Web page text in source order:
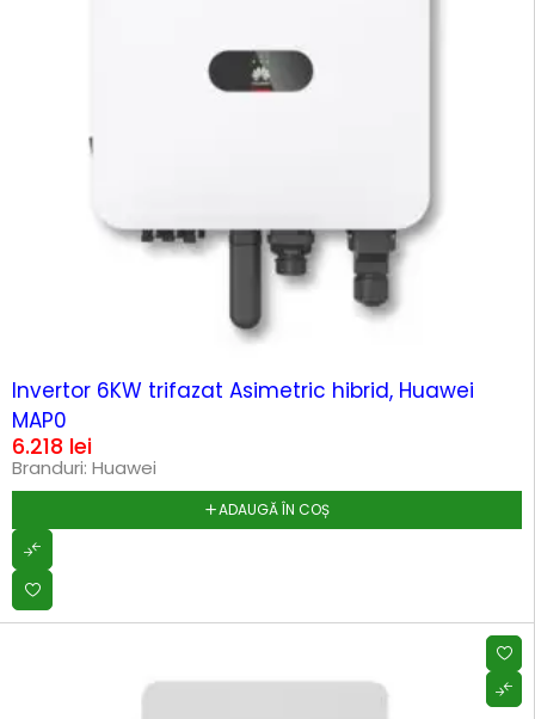
Invertor 6KW trifazat Asimetric hibrid, Huawei
MAP0
6.218 lei
Branduri: Huawei
ADAUGĂ ÎN COȘ